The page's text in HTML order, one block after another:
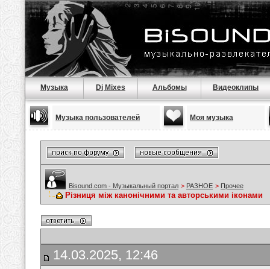
Музыка Dj Mixes Альбомы Видеоклипы
Музыка пользователей Моя музыка
Bisound.com - Музыкальный портал > РАЗНОЕ > Прочее
Різниця між канонічними та авторськими іконами
14.03.2025, 12:46